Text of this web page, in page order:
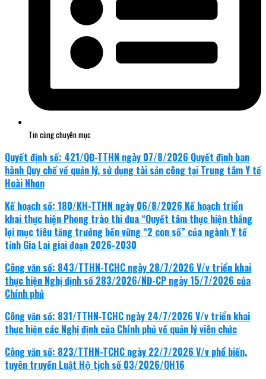
Tin cùng chuyên mục
Quyết định số: 421/QĐ-TTHN ngày 07/8/2026 Quyết định ban
hành Quy chế về quản lý, sử dụng tài sản công tại Trung tâm Y tế
Hoài Nhơn
Kế hoạch số: 180/KH-TTHN ngày 06/8/2026 Kế hoạch triển
khai thực hiện Phong trào thi đua “Quyết tâm thực hiện thắng
lợi mục tiêu tăng trưởng bền vững “2 con số” của ngành Y tế
tỉnh Gia Lai giai đoạn 2026-2030
Công văn số: 843/TTHN-TCHC ngày 28/7/2026 V/v triển khai
thực hiện Nghị định số 283/2026/NĐ-CP ngày 15/7/2026 của
Chính phủ
Công văn số: 831/TTHN-TCHC ngày 24/7/2026 V/v triển khai
thực hiện các Nghị định của Chính phủ về quản lý viên chức
Công văn số: 823/TTHN-TCHC ngày 22/7/2026 V/v phổ biến,
tuyên truyền Luật Hộ tịch số 03/2026/QH16